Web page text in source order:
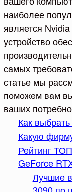
наиболее
является
устройство
самых
статье мы
поможем вам
ваших
Как
Какую
Рейтинг
GeForce
Лучшие